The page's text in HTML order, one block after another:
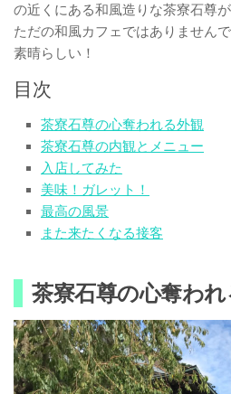
の近くにある和風造りな茶寮石尊が
ただの和風カフェではありません
素晴らしい！
目次
茶寮石尊の心奪われる外観
茶寮石尊の内観とメニュー
入店してみた
美味！ガレット！
最高の風景
また来たくなる接客
茶寮石尊の心奪わ